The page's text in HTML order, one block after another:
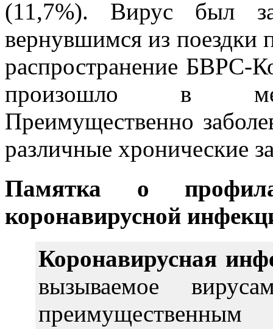
(11,7%). Вирус был
вернувшимся из поездки
распространение БВРС-
произошло в
Преимущественно
различные хронические
Памятка о
коронавирусной
Коронавирусная
вызываемое